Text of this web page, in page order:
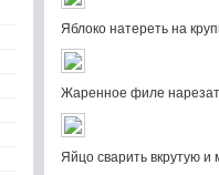
Яблоко натереть на
Жаренное филе
Яйцо сварить вкрутую и